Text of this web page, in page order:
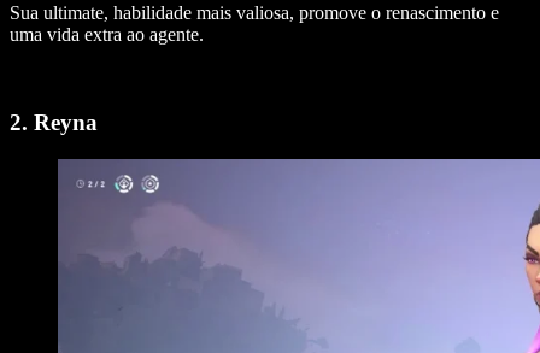
Sua ultimate, habilidade mais valiosa, promove o renascimento e
uma vida extra ao agente.
2. Reyna